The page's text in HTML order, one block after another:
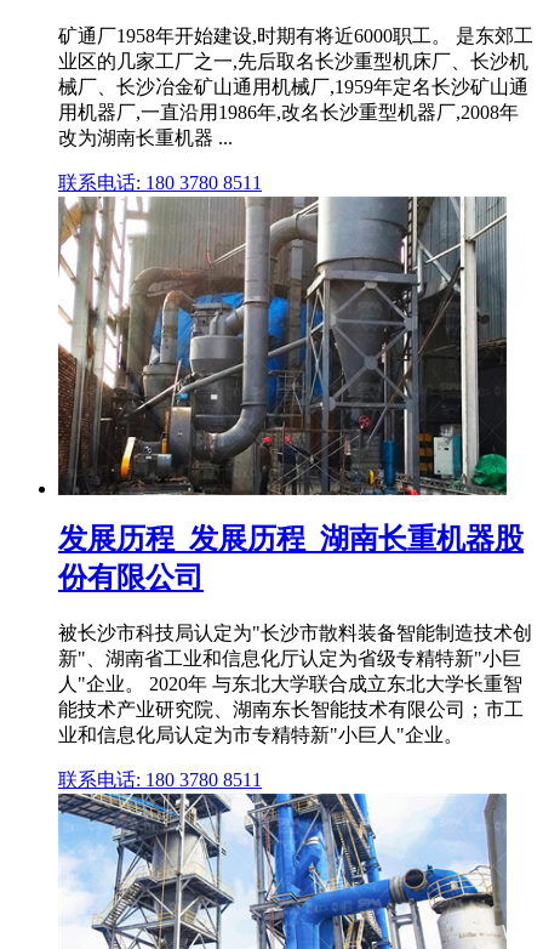
矿通厂1958年开始建设,时期有将近6000职工。 是东郊工
业区的几家工厂之一,先后取名长沙重型机床厂、长沙机
械厂、长沙冶金矿山通用机械厂,1959年定名长沙矿山通
用机器厂,一直沿用1986年,改名长沙重型机器厂,2008年
改为湖南长重机器 ...
联系电话: 180 3780 8511
发展历程_发展历程_湖南长重机器股
份有限公司
被长沙市科技局认定为"长沙市散料装备智能制造技术创
新"、湖南省工业和信息化厅认定为省级专精特新"小巨
人"企业。 2020年 与东北大学联合成立东北大学长重智
能技术产业研究院、湖南东长智能技术有限公司；市工
业和信息化局认定为市专精特新"小巨人"企业。
联系电话: 180 3780 8511